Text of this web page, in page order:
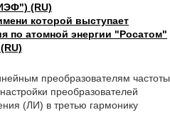
(RU)
которой выступает
по атомной энергии "Росатом"
преобразователям частоты
преобразователей
(ЛИ) в третью гармонику